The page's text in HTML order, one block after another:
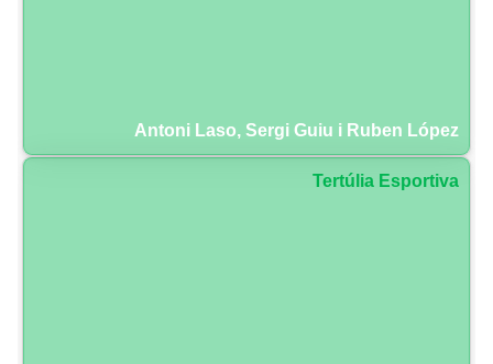
Antoni Laso, Sergi Guiu i Ruben López
Tertúlia Esportiva